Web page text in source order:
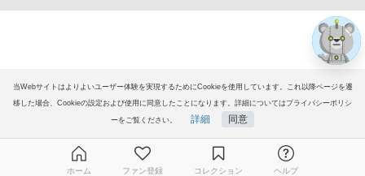
当Webサイトはよりよいユーザー体験を実現するためにCookieを使用しています。これ以降ページを遷
移した場合、Cookieの設定および使用に同意したことになります。詳細についてはプライバシーポリシ
ーをご覧ください。 詳細 同意
ホーム ファン登録 コレクション ヘルプ